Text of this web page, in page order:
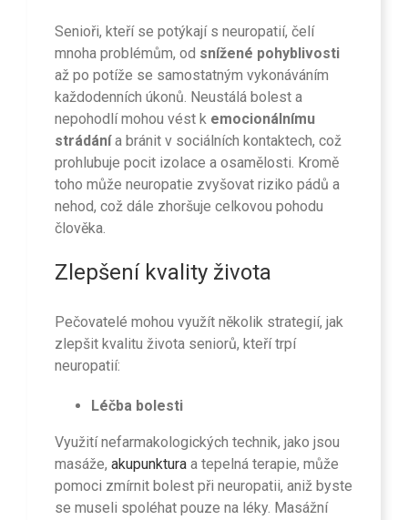
Senioři, kteří se potýkají s neuropatií, čelí
mnoha problémům, od snížené pohyblivosti
až po potíže se samostatným vykonáváním
každodenních úkonů. Neustálá bolest a
nepohodlí mohou vést k emocionálnímu
strádánía bránit v sociálních kontaktech, což
prohlubuje pocit izolace a osamělosti. Kromě
toho může neuropatie zvyšovat riziko pádů a
nehod, což dále zhoršuje celkovou pohodu
člověka.
Zlepšení kvality života
Pečovatelé mohou využít několik strategií, jak
zlepšit kvalitu života seniorů, kteří trpí
neuropatií:
Léčba bolesti
Využití nefarmakologických technik, jako jsou
masáže, akupunktura a tepelná terapie, může
pomoci zmírnit bolest při neuropatii, aniž byste
se museli spoléhat pouze na léky. Masážní